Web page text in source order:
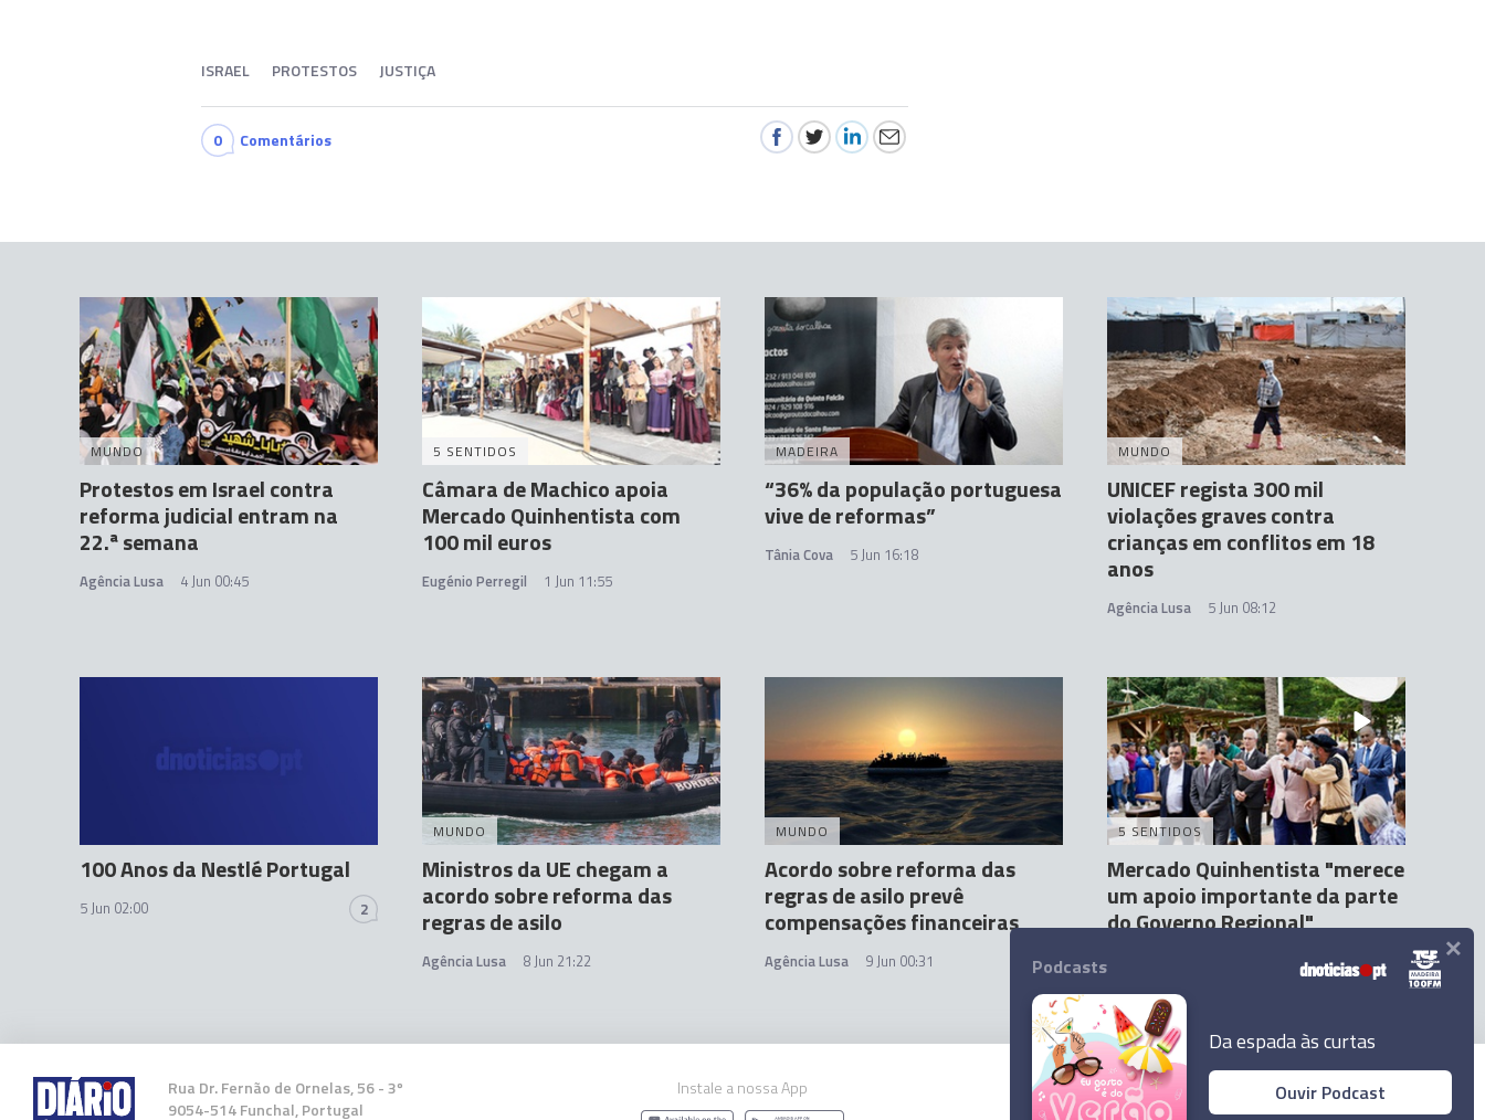
ISRAEL PROTESTOS JUSTIÇA
0 Comentários
MUNDO
Protestos em Israel contra
reforma judicial entram na
22.ª semana
Agência Lusa 4 Jun 00:45
5 SENTIDOS
Câmara de Machico apoia
Mercado Quinhentista com
100 mil euros
Eugénio Perregil 1 Jun 11:55
MADEIRA
“36% da população portuguesa
vive de reformas”
Tânia Cova 5 Jun 16:18
MUNDO
UNICEF regista 300 mil
violações graves contra
crianças em conflitos em 18
anos
Agência Lusa 5 Jun 08:12
100 Anos da Nestlé Portugal
5 Jun 02:00 2
MUNDO
Ministros da UE chegam a
acordo sobre reforma das
regras de asilo
Agência Lusa 8 Jun 21:22
MUNDO
Acordo sobre reforma das
regras de asilo prevê
compensações financeiras
Agência Lusa 9 Jun 00:31 1
5 SENTIDOS
Mercado Quinhentista "merece
um apoio importante da parte
do Governo Regional"
Rua Dr. Fernão de Ornelas, 56 - 3º
9054-514 Funchal, Portugal
Instale a nossa App
Podcasts
Da espada às curtas
Ouvir Podcast
×